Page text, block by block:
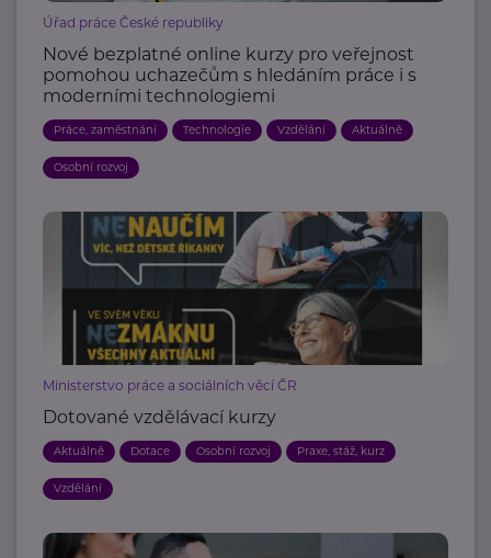
Úřad práce České republiky
Nové bezplatné online kurzy pro veřejnost
pomohou uchazečům s hledáním práce i s
moderními technologiemi
Práce, zaměstnání Technologie Vzdělání Aktuálně
Osobní rozvoj
Ministerstvo práce a sociálních věcí ČR
Dotované vzdělávací kurzy
Aktuálně Dotace Osobní rozvoj Praxe, stáž, kurz
Vzdělání